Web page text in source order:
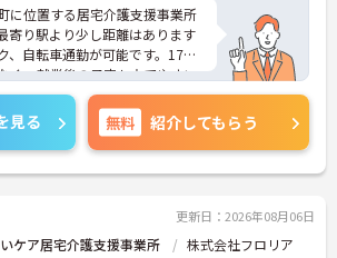
に位置する居宅介護支援事業所
寄り駅より少し距離はあります
、自転車通勤が可能です。17時
く、就業後の予定も立てやすい
、在宅支援、保育教育を展開す
感もよく、充実した福利厚生も
ある方には、面接対策ポイント
お話しいたしますのでお気軽に
見る 無料 紹介してもらう
更新日：2026年08月06日
ケア居宅介護支援事業所 株式会社フロリア